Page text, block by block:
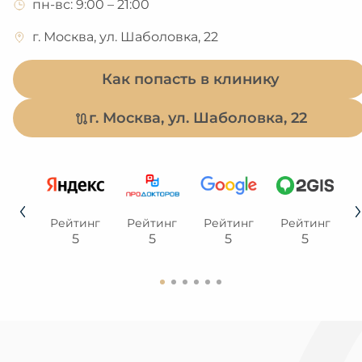
пн-вс: 9:00 – 21:00
г. Москва, ул. Шаболовка, 22
Как попасть в клинику
г. Москва, ул. Шаболовка, 22
Рейтинг
5
Рейтинг
5
Рейтинг
5
Рейтинг
5